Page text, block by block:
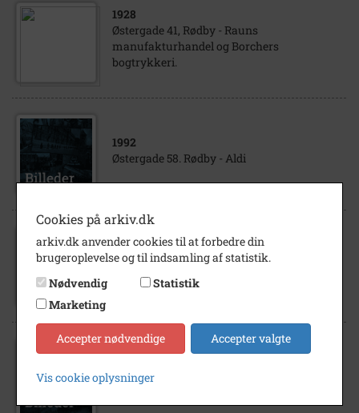
1928
Østergade 41, Rødby - Rauns
manufakturhandel og Borchers
bogtrykkeri.
1992
Østergade 58. Rødby - Aldi
1986
Østergade i Rødby - ny juleudsmykning
Cookies på arkiv.dk
arkiv.dk anvender cookies til at forbedre din
brugeroplevelse og til indsamling af statistik.
Nødvendig
Statistik
Marketing
Accepter nødvendige Accepter valgte
Vis cookie oplysninger